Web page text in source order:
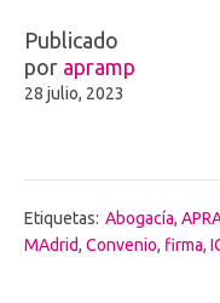
Publicado
por apramp
28 julio, 2023
Etiquetas: Abogacía,
MAdrid, Convenio, firma,